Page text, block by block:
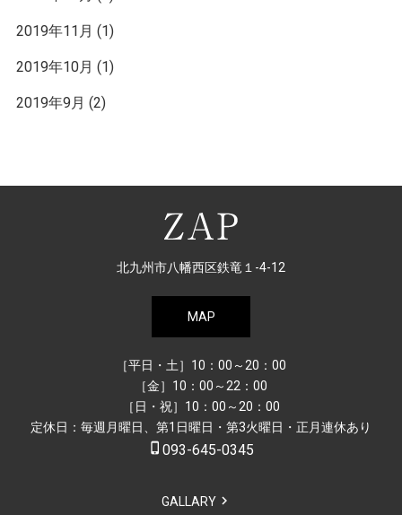
2019年11月 (1)
2019年10月 (1)
2019年9月 (2)
北九州市八幡西区鉄竜１-4-12
MAP
［平日・土］10：00～20：00
［金］10：00～22：00
［日・祝］10：00～20：00
定休日：毎週月曜日、第1日曜日・第3火曜日・正月連休あり
phone_iphone 093-645-0345
GALLARY